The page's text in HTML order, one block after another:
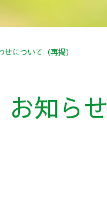
について（再掲）
お知らせ